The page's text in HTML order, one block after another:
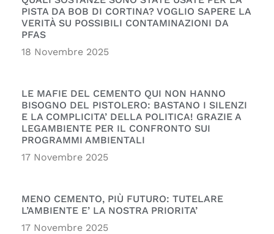
PISTA DA BOB DI CORTINA? VOGLIO SAPERE LA
VERITÀ SU POSSIBILI CONTAMINAZIONI DA
PFAS
18 Novembre 2025
LE MAFIE DEL CEMENTO QUI NON HANNO
BISOGNO DEL PISTOLERO: BASTANO I SILENZI
E LA COMPLICITA’ DELLA POLITICA! GRAZIE A
LEGAMBIENTE PER IL CONFRONTO SUI
PROGRAMMI AMBIENTALI
17 Novembre 2025
MENO CEMENTO, PIÙ FUTURO: TUTELARE
L’AMBIENTE E’ LA NOSTRA PRIORITA’
17 Novembre 2025